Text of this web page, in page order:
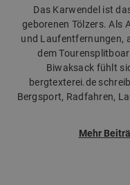
Das Karwendel ist
geborenen Tölzers. Als
und Laufentfernungen,
dem
Biwaksack fühlt
bergtexterei.de
Bergsport, Radfahren,
Mehr